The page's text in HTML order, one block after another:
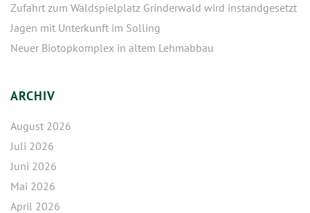
Zufahrt zum Waldspielplatz Grinderwald wird instandgesetzt
Jagen mit Unterkunft im Solling
Neuer Biotopkomplex in altem Lehmabbau
ARCHIV
August 2026
Juli 2026
Juni 2026
Mai 2026
April 2026